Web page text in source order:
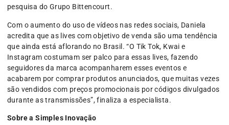
pesquisa do Grupo Bittencourt.
Com o aumento do uso de vídeos nas redes sociais, Daniela
acredita que as lives com objetivo de venda são uma tendência
que ainda está aflorando no Brasil. “O Tik Tok, Kwai e
Instagram costumam ser palco para essas lives, fazendo
seguidores da marca acompanharem esses eventos e
acabarem por comprar produtos anunciados, que muitas vezes
são vendidos com preços promocionais por códigos divulgados
durante as transmissões”, finaliza a especialista.
Sobre a Simples Inovação